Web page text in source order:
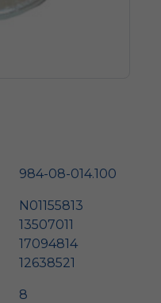
984-08-014.100
N01155813
13507011
17094814
12638521
8